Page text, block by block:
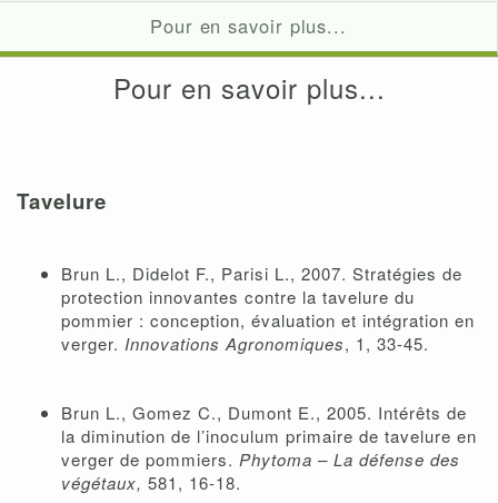
Pour en savoir plus...
Pour en savoir plus...
Tavelure
Brun L., Didelot F., Parisi L., 2007. Stratégies de
protection innovantes contre la tavelure du
pommier : conception, évaluation et intégration en
verger. Innovations Agronomiques, 1, 33-45.
Brun L., Gomez C., Dumont E., 2005. Intérêts de
la diminution de l’inoculum primaire de tavelure en
verger de pommiers. Phytoma – La défense des
végétaux, 581, 16-18.